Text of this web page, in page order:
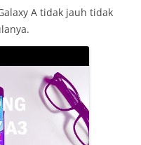
A tidak jauh tidak